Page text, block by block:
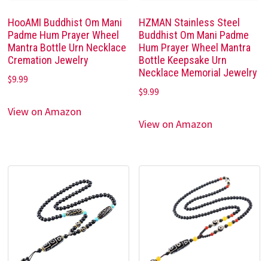
HooAMI Buddhist Om Mani
Padme Hum Prayer Wheel
Mantra Bottle Urn Necklace
Cremation Jewelry
$9.99
View on Amazon
HZMAN Stainless Steel
Buddhist Om Mani Padme
Hum Prayer Wheel Mantra
Bottle Keepsake Urn
Necklace Memorial Jewelry
$9.99
View on Amazon